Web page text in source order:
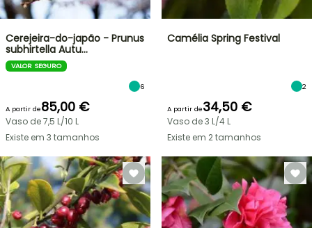
Cerejeira-do-japão - Prunus
subhirtella Autu…
VALOR SEGURO
6
A partir de85,00 €
Vaso de 7,5 L/10 L
Existe em 3 tamanhos
Camélia Spring Festival
2
A partir de34,50 €
Vaso de 3 L/4 L
Existe em 2 tamanhos